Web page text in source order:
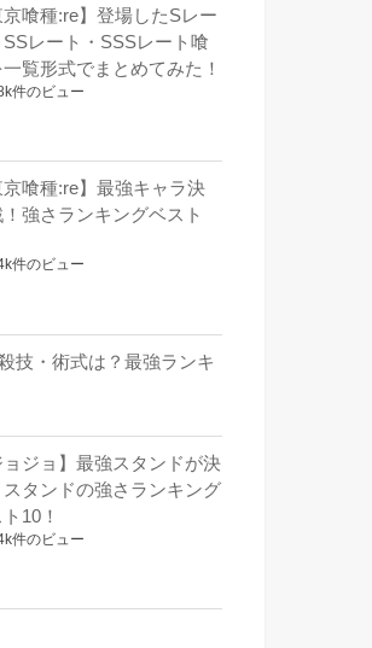
京喰種:re】登場したSレー
SSレート・SSSレート喰
覧形式でまとめてみた！
件のビュー
京喰種:re】最強キャラ決
！強さランキングベスト
件のビュー
技・術式は？最強ランキ
ョジョ】最強スタンドが決
スタンドの強さランキング
10！
件のビュー